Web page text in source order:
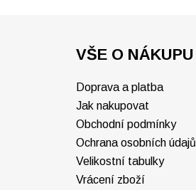
VŠE O NÁKUPU
Doprava a platba
Jak nakupovat
Obchodní podmínky
Ochrana osobních údajů
Velikostní tabulky
Vrácení zboží